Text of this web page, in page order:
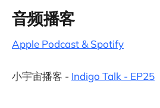
音频播客
Apple Podcast & Spotify
小宇宙播客 - Indigo Talk - EP25